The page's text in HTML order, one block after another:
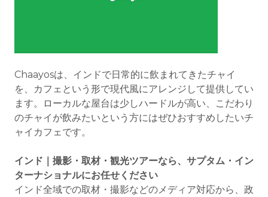
Chaayosは、インドで日常的に飲まれてきたチャイ
を、カフェという形で現代風にアレンジして提供してい
ます。ローカルな屋台は少しハードルが高い、こだわり
のチャイが飲みたいという方にはぜひおすすめしたいチ
ャイカフェです。
インド｜撮影・取材・観光ツアーなら、サプタム・イン
ターナショナルにお任せください
インド全域での取材・撮影などのメディア対応から、政